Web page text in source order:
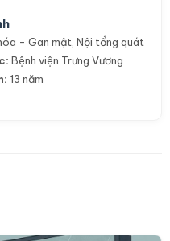
- Gan mật, Nội tổng quát
Bệnh viện Trưng Vương
13 năm